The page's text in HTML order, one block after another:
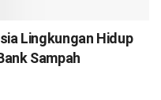
Lingkungan Hidup
Sampah